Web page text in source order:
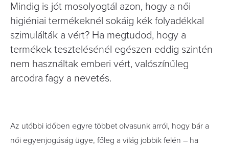
Mindig is jót mosolyogtál azon, hogy a női
higiéniai termékeknél sokáig kék folyadékkal
szimulálták a vért? Ha megtudod, hogy a
termékek tesztelésénél egészen eddig szintén
nem használtak emberi vért, valószínűleg
arcodra fagy a nevetés.
Az utóbbi időben egyre többet olvasunk arról, hogy bár a
női egyenjogúság ügye, főleg a világ jobbik felén – ha